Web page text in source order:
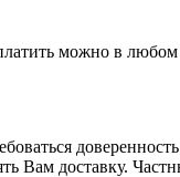
можно в
доставку.